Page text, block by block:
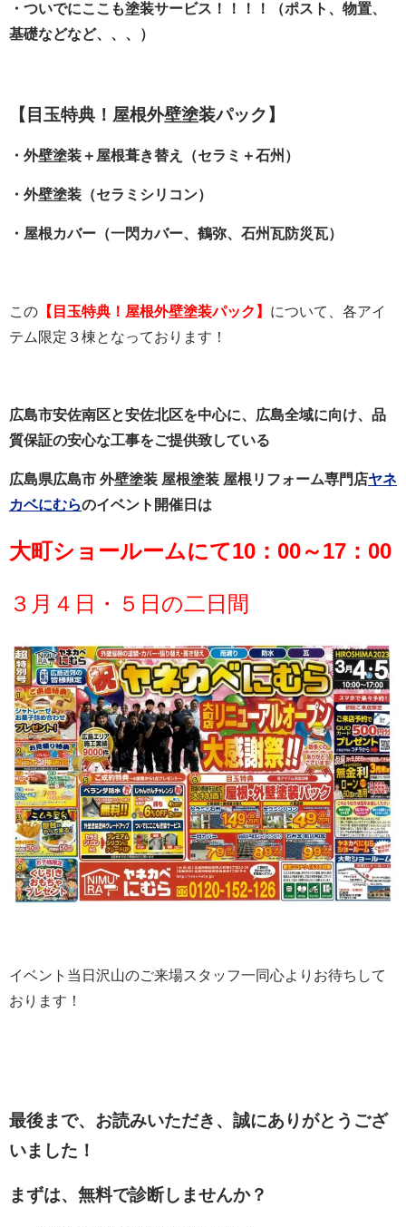
・ついでにここも塗装サービス！！！！（ポスト、物置、
基礎などなど、、、）
【目玉特典！屋根外壁塗装パック】
・外壁塗装＋屋根葺き替え（セラミ＋石州）
・外壁塗装（セラミシリコン）
・屋根カバー（一閃カバー、鶴弥、石州瓦防災瓦）
この 【目玉特典！屋根外壁塗装パック】 について、各アイ
テム限定３棟となっております！
広島市安佐南区と安佐北区を中心に、広島全域に向け、品
質保証の安心な工事をご提供致している
広島県広島市 外壁塗装 屋根塗装 屋根リフォーム専門店ヤネ
カベにむらのイベント開催日は
大町ショールームにて10：00～17：00
３月４日・５日の二日間
イベント当日沢山のご来場スタッフ一同心よりお待ちして
おります！
最後まで、お読みいただき、誠にありがとうござ
いました！
まずは、無料で診断しませんか？